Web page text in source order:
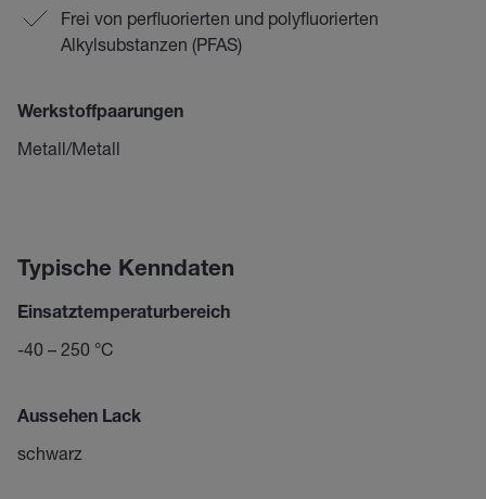
Frei von perfluorierten und polyfluorierten
Alkylsubstanzen (PFAS)
Werkstoffpaarungen
Metall/Metall
Typische Kenndaten
Einsatztemperaturbereich
-40 – 250 °C
Aussehen Lack
schwarz